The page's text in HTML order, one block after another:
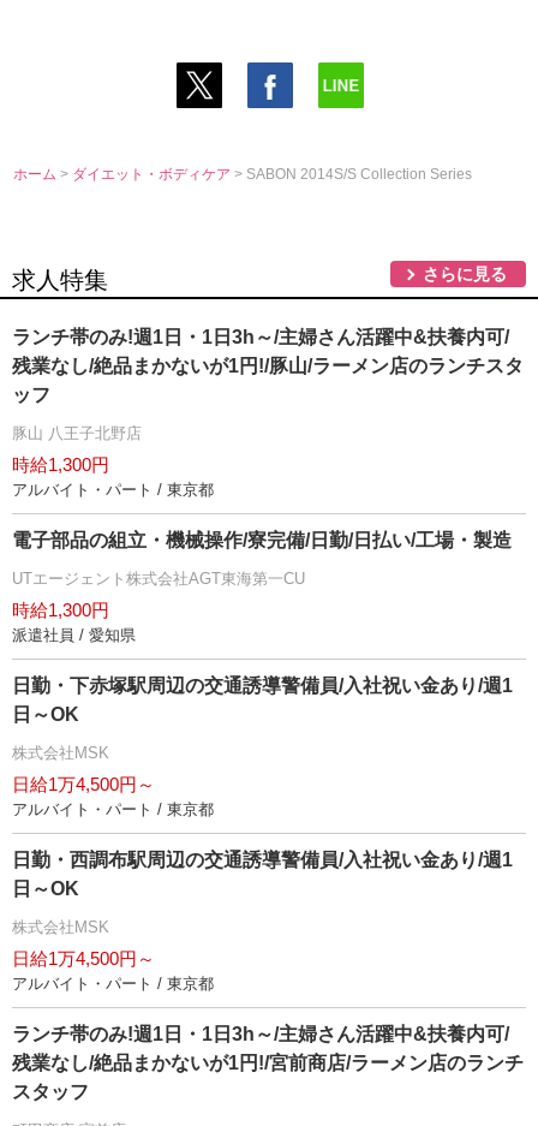
ホーム > ダイエット・ボディケア> SABON 2014S/S Collection Series
求人特集 さらに見る
ランチ帯のみ!週1日・1日3h～/主婦さん活躍中&扶養内可/
残業なし/絶品まかないが1円!/豚山/ラーメン店のランチスタ
ッフ
豚山 八王子北野店
時給1,300円
アルバイト・パート / 東京都
電子部品の組立・機械操作/寮完備/日勤/日払い/工場・製造
UTエージェント株式会社AGT東海第一CU
時給1,300円
派遣社員 / 愛知県
日勤・下赤塚駅周辺の交通誘導警備員/入社祝い金あり/週1
日～OK
株式会社MSK
日給1万4,500円～
アルバイト・パート / 東京都
日勤・西調布駅周辺の交通誘導警備員/入社祝い金あり/週1
日～OK
株式会社MSK
日給1万4,500円～
アルバイト・パート / 東京都
ランチ帯のみ!週1日・1日3h～/主婦さん活躍中&扶養内可/
残業なし/絶品まかないが1円!/宮前商店/ラーメン店のランチ
スタッフ